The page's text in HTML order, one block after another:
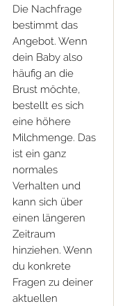
Die Nachfrage
bestimmt das
Angebot. Wenn
dein Baby also
häufig an die
Brust möchte,
bestellt es sich
eine höhere
Milchmenge. Das
ist ein ganz
normales
Verhalten und
kann sich über
einen längeren
Zeitraum
hinziehen. Wenn
du konkrete
Fragen zu deiner
aktuellen